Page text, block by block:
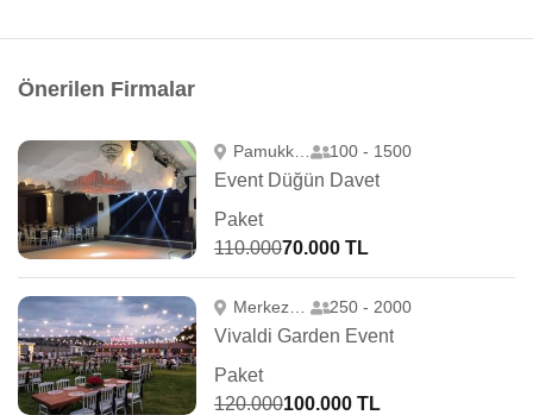
Önerilen Firmalar
Pamukkale 100 - 1500
Event Düğün Davet
Paket
110.00070.000 TL
Merkezefendi 250 - 2000
Vivaldi Garden Event
Paket
120.000100.000 TL